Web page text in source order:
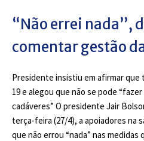
“Não errei nada”,
comentar gestão
Presidente insistiu em afirmar que
19 e alegou que não se pode
cadáveres” O presidente Jair
terça-feira (27/4), a apoiadores na
que não errou “nada” nas